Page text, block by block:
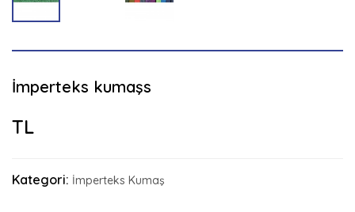
İmperteks kumaşs
TL
Kategori: İmperteks Kumaş